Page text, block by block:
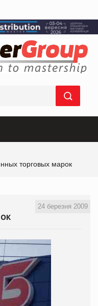
торговых марок
24 березня 2009